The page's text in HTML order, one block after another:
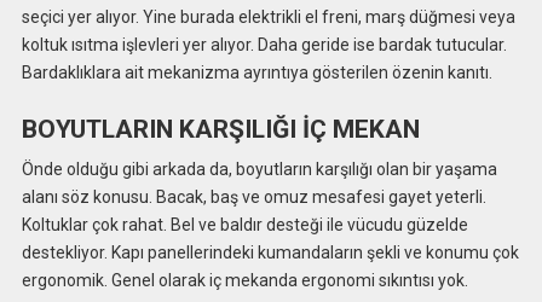
seçici yer alıyor. Yine burada elektrikli el freni, marş düğmesi veya
koltuk ısıtma işlevleri yer alıyor. Daha geride ise bardak tutucular.
Bardaklıklara ait mekanizma ayrıntıya gösterilen özenin kanıtı.
BOYUTLARIN KARŞILIĞI İÇ MEKAN
Önde olduğu gibi arkada da, boyutların karşılığı olan bir yaşama
alanı söz konusu. Bacak, baş ve omuz mesafesi gayet yeterli.
Koltuklar çok rahat. Bel ve baldır desteği ile vücudu güzelde
destekliyor. Kapı panellerindeki kumandaların şekli ve konumu çok
ergonomik. Genel olarak iç mekanda ergonomi sıkıntısı yok.